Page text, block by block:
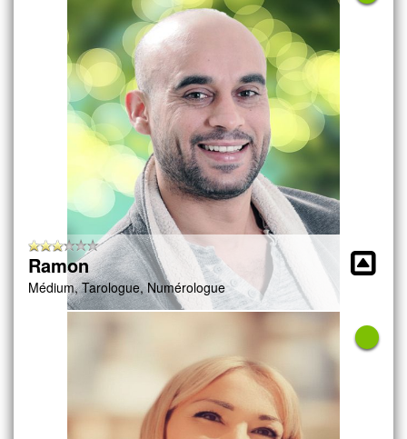
Ramon
Médium, Tarologue, Numérologue